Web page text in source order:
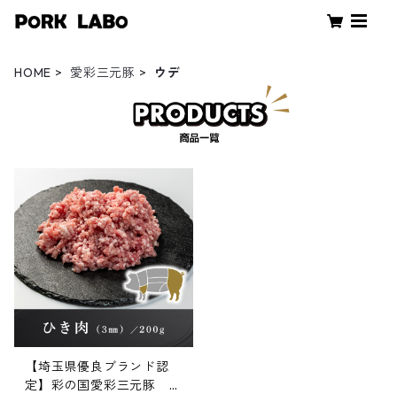
HOME 愛彩三元豚 ウデ
【埼玉県優良ブランド認
定】彩の国愛彩三元豚 ひ